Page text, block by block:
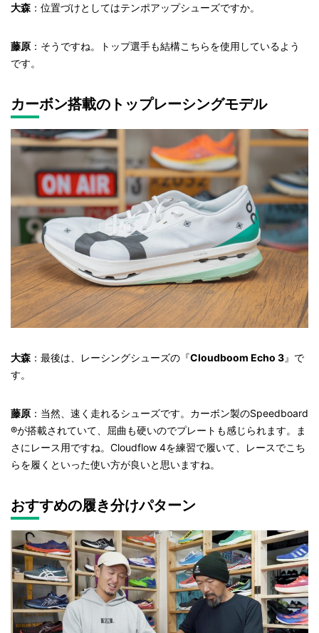
大森 ：位置づけとしてはテンポアップシューズですか。
藤原 ：そうですね。トップ選手も結構こちらを使用しているよう
です。
カーボン搭載のトップレーシングモデル
大森 ：最後は、レーシングシューズの『Cloudboom Echo 3』で
す。
藤原 ：当然、速く走れるシューズです。カーボン製のSpeedboard
®が搭載されていて、屈曲も硬いのでプレートも感じられます。ま
さにレース用ですね。Cloudflow 4を練習で履いて、レースでこち
らを履くといった使い方が良いと思いますね。
おすすめの履き分けパターン